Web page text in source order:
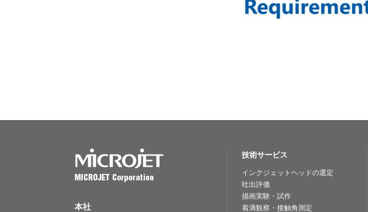
本社
技術サービス
インクジェットヘッドの選定
吐出評価
描画実験・試作
着滴観察・接触角測定